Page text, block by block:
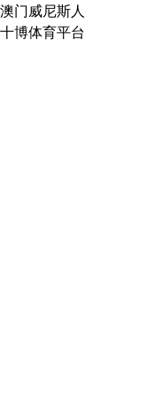
澳门威尼斯人
十博体育平台